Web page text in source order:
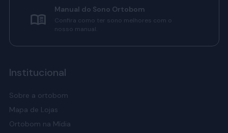
Manual do Sono Ortobom
Confira como ter sono melhores com o
nosso manual.
Institucional
Sobre a ortobom
Mapa de Lojas
Ortobom na Mídia